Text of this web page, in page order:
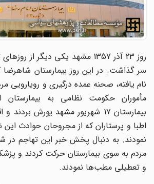
روز 23 آذر 1357 مشهد یکى دیگر از
سر گذاشت. در این روز بیمارستان شاهرضا
نام یافته، صحنه عمده درگیرى و رویارویى
مأموران حکومت نظامى به بیمارستان
بیمارستان 17 شهریور مشهد یورش
اطبا و پرستاران که از مجروحان حوادث این
نمودند. به دنبال پخش خبر این تهاجم در
مردم به سوی‌ بیمارستان حرکت کردند و
و تعطیلى مطب‌‌ها نمودند.